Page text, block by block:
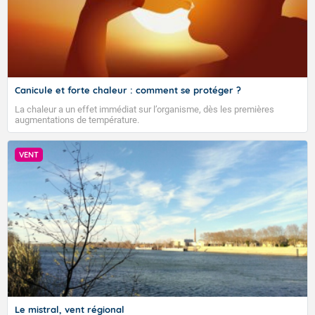
Canicule et forte chaleur : comment se protéger ?
La chaleur a un effet immédiat sur l’organisme, dès les premières
augmentations de température.
VENT
Le mistral, vent régional